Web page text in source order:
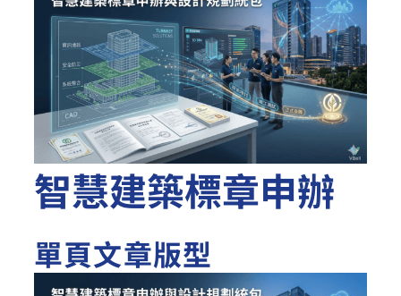
智慧建築標章申辦
單頁文章版型